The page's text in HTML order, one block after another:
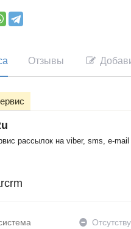
Отзывы
рассылок на viber, sms, e-mail